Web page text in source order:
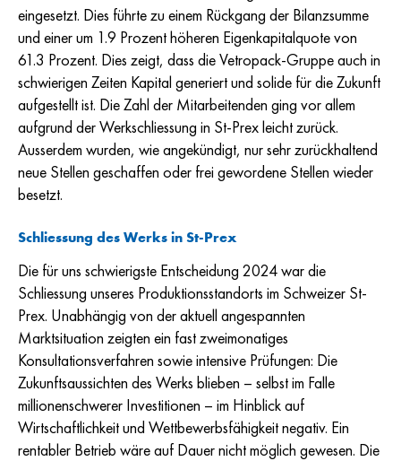
eingesetzt. Dies führte zu einem Rückgang der Bilanzsumme
und einer um 1.9 Prozent höheren Eigenkapitalquote von
61.3 Prozent. Dies zeigt, dass die Vetropack-Gruppe auch in
schwierigen Zeiten Kapital generiert und solide für die Zukunft
aufgestellt ist. Die Zahl der Mitarbeitenden ging vor allem
aufgrund der Werkschliessung in St-Prex leicht zurück.
Ausserdem wurden, wie angekündigt, nur sehr zurückhaltend
neue Stellen geschaffen oder frei gewordene Stellen wieder
besetzt.
Schliessung des Werks in St-Prex
Die für uns schwierigste Entscheidung 2024 war die
Schliessung unseres Produktionsstandorts im Schweizer St-
Prex. Unabhängig von der aktuell angespannten
Marktsituation zeigten ein fast zweimonatiges
Konsultationsverfahren sowie intensive Prüfungen: Die
Zukunftsaussichten des Werks blieben – selbst im Falle
millionenschwerer Investitionen – im Hinblick auf
Wirtschaftlichkeit und Wettbewerbsfähigkeit negativ. Ein
rentabler Betrieb wäre auf Dauer nicht möglich gewesen. Die